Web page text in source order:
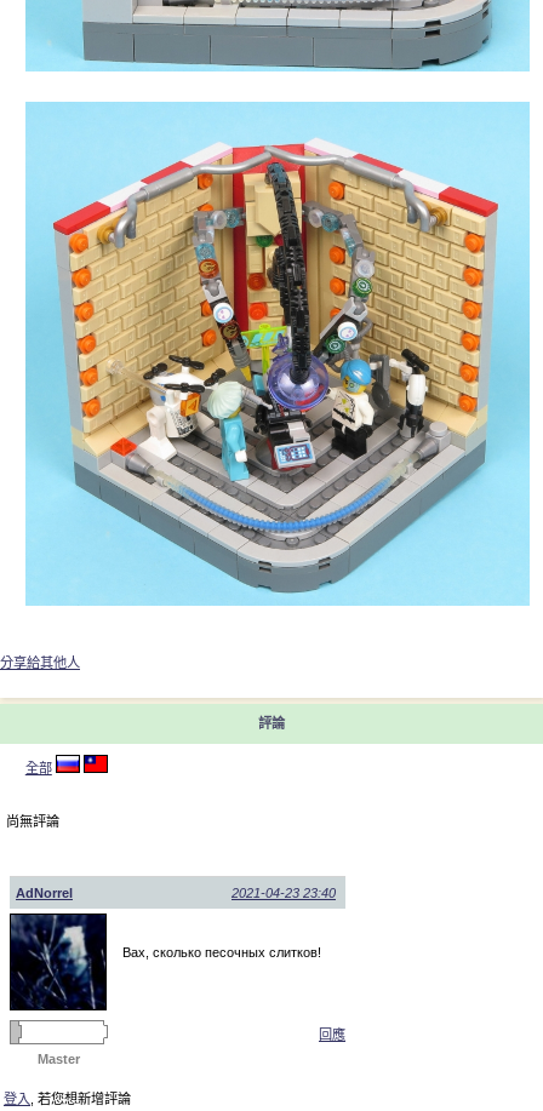
分享給其他人
評論
全部
尚無評論
AdNorrel 2021-04-23 23:40
Master
Вах, сколько песочных слитков!
回應
登入 , 若您想新增評論